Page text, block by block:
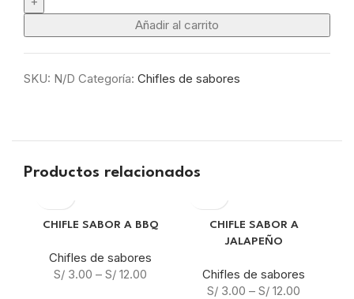
Añadir al carrito
SKU: N/D Categoría: Chifles de sabores
Productos relacionados
CHIFLE SABOR A BBQ
Chifles de sabores
S/ 3.00 – S/ 12.00
CHIFLE SABOR A
JALAPEÑO
Chifles de sabores
S/ 3.00 – S/ 12.00